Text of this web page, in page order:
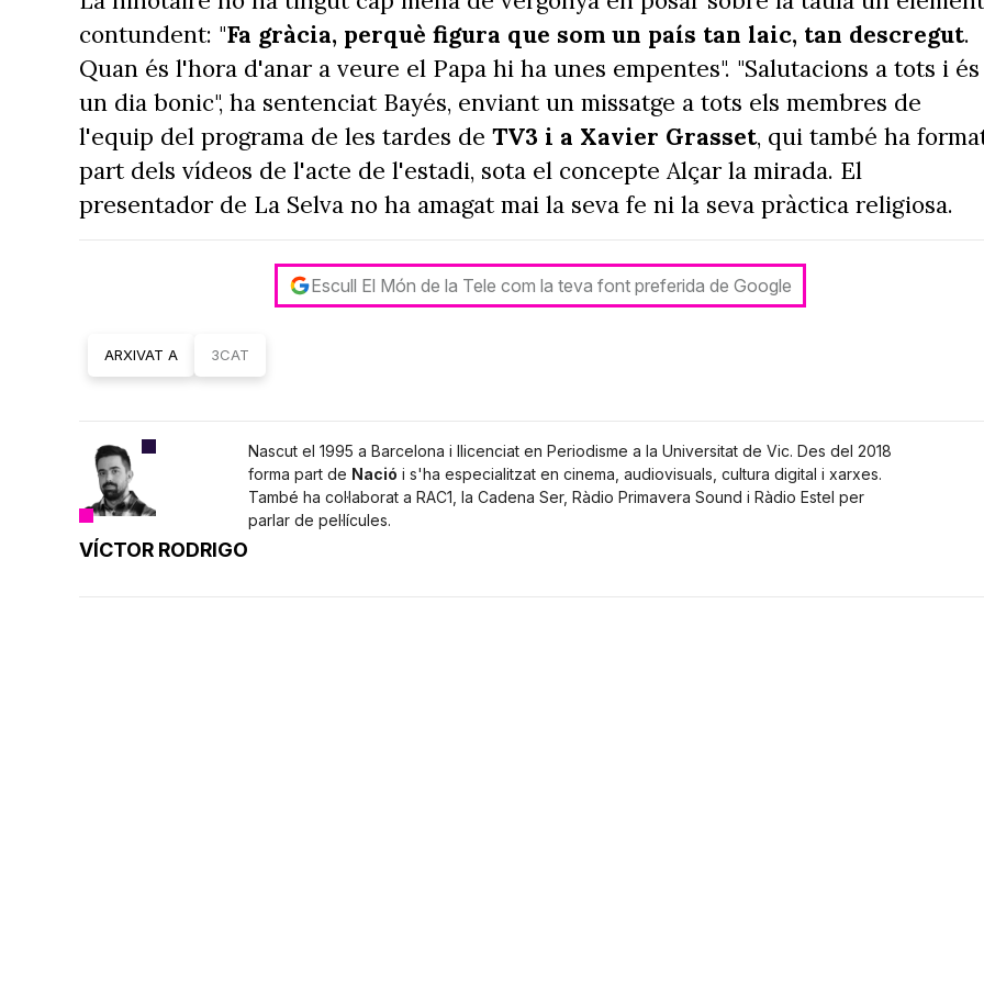
contundent: "Fa gràcia, perquè figura que som un país tan laic, tan descregut.
Quan és l'hora d'anar a veure el Papa hi ha unes empentes". "Salutacions a tots i és
un dia bonic", ha sentenciat Bayés, enviant un missatge a tots els membres de
l'equip del programa de les tardes de TV3 i a Xavier Grasset, qui també ha
part dels vídeos de l'acte de l'estadi, sota el concepte Alçar la mirada. El
presentador de La Selva no ha amagat mai la seva fe ni la seva pràctica religiosa.
Escull El Món de la Tele com la teva font preferida de Google
ARXIVAT A 3CAT
VÍCTOR RODRIGO
Nascut el 1995 a Barcelona i llicenciat en Periodisme a la Universitat de Vic. Des del 2018
forma part de Nació i s'ha especialitzat en cinema, audiovisuals, cultura digital i xarxes.
També ha col·laborat a RAC1, la Cadena Ser, Ràdio Primavera Sound i Ràdio Estel per
parlar de pel·lícules.